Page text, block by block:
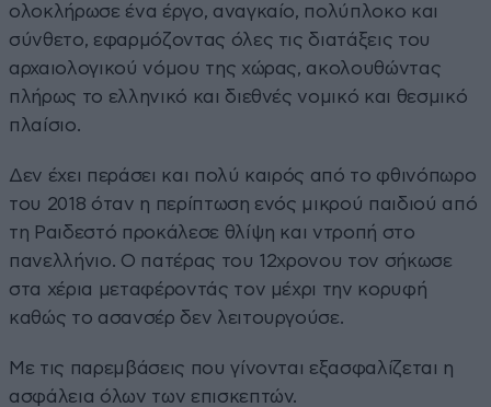
ολοκλήρωσε ένα έργο, αναγκαίο, πολύπλοκο και
σύνθετο, εφαρμόζοντας όλες τις διατάξεις του
αρχαιολογικού νόμου της χώρας, ακολουθώντας
πλήρως το ελληνικό και διεθνές νομικό και θεσμικό
πλαίσιο.
Δεν έχει περάσει και πολύ καιρός από το φθινόπωρο
του 2018 όταν η περίπτωση ενός μικρού παιδιού από
τη Ραιδεστό προκάλεσε θλίψη και ντροπή στο
πανελλήνιο. Ο πατέρας του 12χρονου τον σήκωσε
στα χέρια μεταφέροντάς τον μέχρι την κορυφή
καθώς το ασανσέρ δεν λειτουργούσε.
Με τις παρεμβάσεις που γίνονται εξασφαλίζεται η
ασφάλεια όλων των επισκεπτών.